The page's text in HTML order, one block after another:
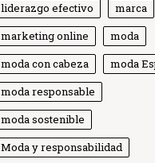
liderazgo efectivo
marca
marketing online
moda
moda con cabeza
moda
moda responsable
moda sostenible
Moda y responsabilidad